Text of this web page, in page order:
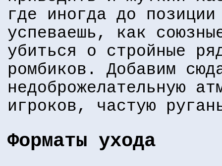
где иногда до
успеваешь, как
убиться о стройные
ромбиков. Добавим
недоброжелательную
игроков, частую
Форматы ухода